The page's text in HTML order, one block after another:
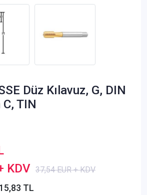
Düz Kılavuz, G, DIN
TIN
KDV 37,54 EUR + KDV
TL